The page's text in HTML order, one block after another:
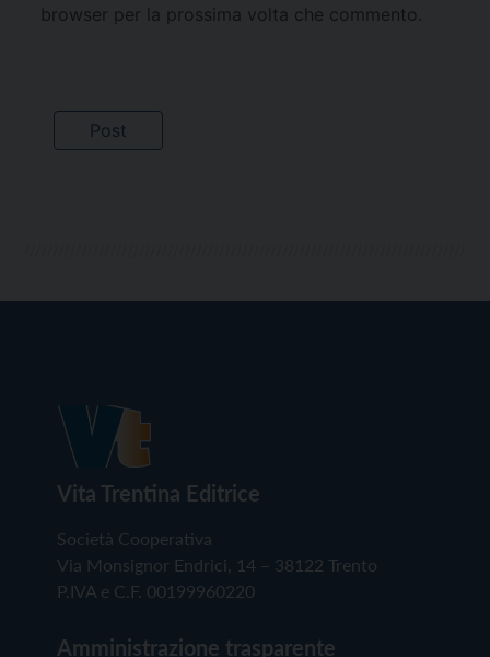
browser per la prossima volta che commento.
Vita Trentina Editrice
Società Cooperativa
Via Monsignor Endrici, 14 – 38122 Trento
P.IVA e C.F. 00199960220
Amministrazione trasparente